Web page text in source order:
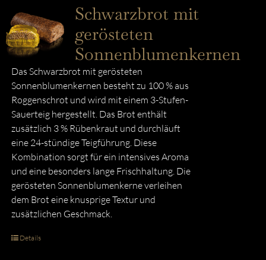
Schwarzbrot mit
gerösteten
Sonnenblumenkernen
Das Schwarzbrot mit gerösteten
Sonnenblumenkernen besteht zu 100 % aus
Roggenschrot und wird mit einem 3-Stufen-
Sauerteig hergestellt. Das Brot enthält
zusätzlich 3 % Rübenkraut und durchläuft
eine 24-stündige Teigführung. Diese
Kombination sorgt für ein intensives Aroma
und eine besonders lange Frischhaltung. Die
gerösteten Sonnenblumenkerne verleihen
dem Brot eine knusprige Textur und
zusätzlichen Geschmack.
Details